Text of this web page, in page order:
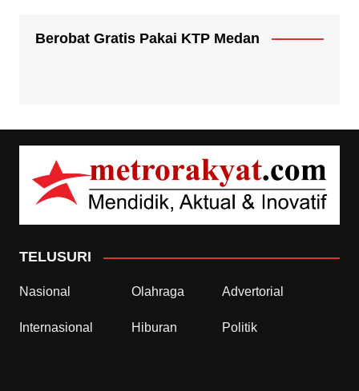
Berobat Gratis Pakai KTP Medan
TELUSURI
Nasional Olahraga Advertorial
Internasional Hiburan Politik